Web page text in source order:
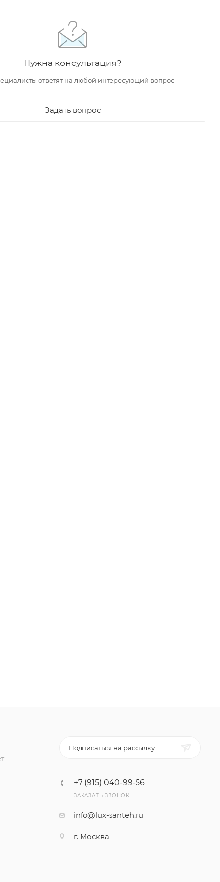
Нужна консультация?
ответят на любой интересующий вопрос
Задать вопрос
Подписаться на рассылку
+7 (915) 040-99-56
ЗАКАЗАТЬ ЗВОНОК
info@lux-santeh.ru
г. Москва